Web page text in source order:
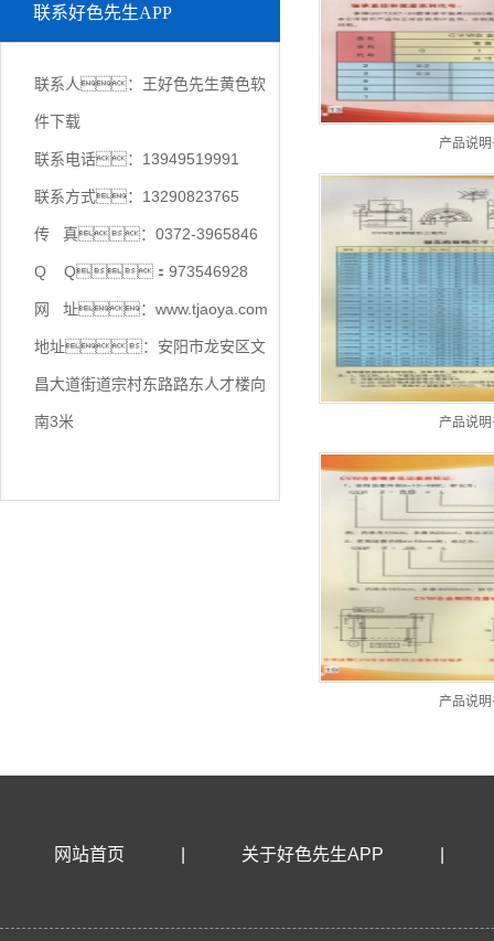
联系好色先生APP
联系人：王好色先生黄色软
件下载
联系电话：13949519991
联系方式：13290823765
传 真：0372-3965846
Q Q：973546928
网 址：www.tjaoya.com
地址：安阳市龙安区文
昌大道街道宗村东路路东人才楼向
南3米
产品说
产品说
产品说
网站首页 关于好色先生APP